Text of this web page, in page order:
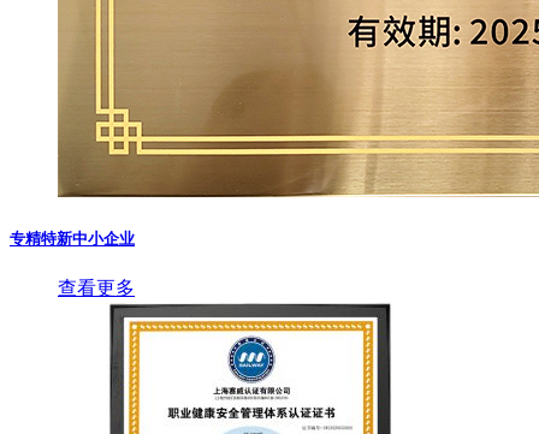
专精特新中小企业
查看更多